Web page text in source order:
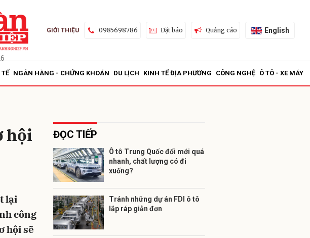
GIỚI THIỆU 0985698786 Đặt báo Quảng cáo English
TẾ NGÂN HÀNG - CHỨNG KHOÁN DU LỊCH KINH TẾ ĐỊA PHƯƠNG CÔNG NGHỆ Ô TÔ - XE MÁY
hội
lại
công
hội sẽ
ĐỌC TIẾP
Ô tô Trung Quốc đổi mới quá
nhanh, chất lượng có đi
xuống?
Tránh những dự án FDI ô tô
lắp ráp giản đơn
Gửi